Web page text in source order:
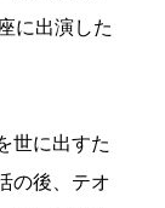
に出演した
世に出すた
の後、テオ